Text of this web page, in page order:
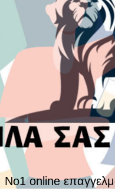
No1 online